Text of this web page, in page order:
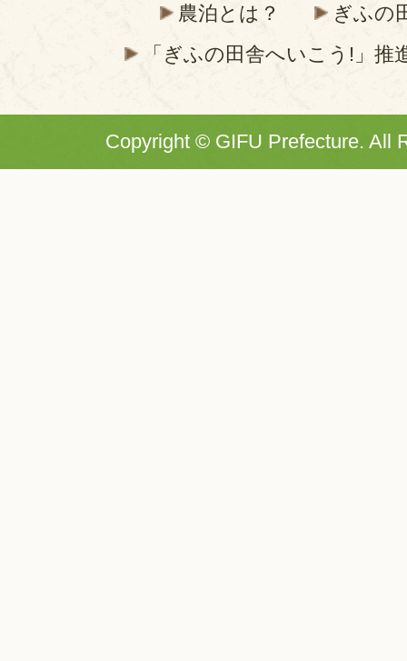
農泊とは？
ぎふの
「ぎふの田舎へいこう!」推
Copyright © GIFU Prefecture. All